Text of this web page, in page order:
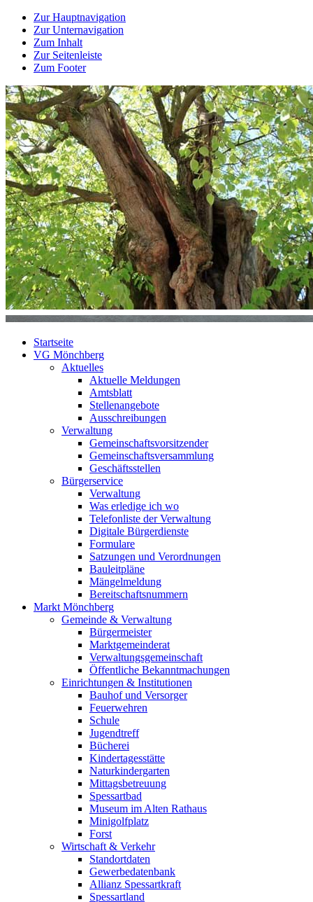
Zur Hauptnavigation
Zur Unternavigation
Zum Inhalt
Zur Seitenleiste
Zum Footer
Startseite
VG Mönchberg
Aktuelles
Aktuelle Meldungen
Amtsblatt
Stellenangebote
Ausschreibungen
Verwaltung
Gemeinschaftsvorsitzender
Gemeinschaftsversammlung
Geschäftsstellen
Bürgerservice
Verwaltung
Was erledige ich wo
Telefonliste der Verwaltung
Digitale Bürgerdienste
Formulare
Satzungen und Verordnungen
Bauleitpläne
Mängelmeldung
Bereitschaftsnummern
Markt Mönchberg
Gemeinde & Verwaltung
Bürgermeister
Marktgemeinderat
Verwaltungsgemeinschaft
Öffentliche Bekanntmachungen
Einrichtungen & Institutionen
Bauhof und Versorger
Feuerwehren
Schule
Jugendtreff
Bücherei
Kindertagesstätte
Naturkindergarten
Mittagsbetreuung
Spessartbad
Museum im Alten Rathaus
Minigolfplatz
Forst
Wirtschaft & Verkehr
Standortdaten
Gewerbedatenbank
Allianz Spessartkraft
Spessartland